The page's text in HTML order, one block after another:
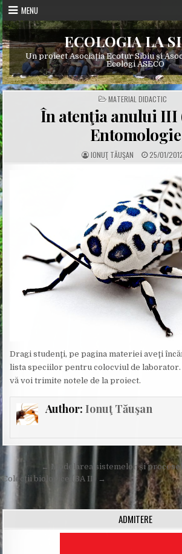
Skip
to
content
MENU
ECOLOGIA LA
Un proiect Asociația Ecotur Sibiu și
Ecologi ASECO
POSTED
IN
MATERIAL DIDACTIC
În atenţia anului III
Entomologie
A
U
IONUŢ TĂUŞAN P
U
S
H
E
D
D
A
T
E
:
25/01/
Dragi studenţi, pe pagina materiei aveţi
lista speciilor pentru colocviul de
vă voi trimite notele de la proiect.
Author: Ionuţ Tăuşan
Post
navigation
← Modelarea sistemelor și
Colecții biologice (BA II) →
ADMITERE